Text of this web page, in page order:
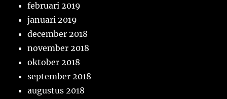
februari 2019
januari 2019
december 2018
november 2018
oktober 2018
september 2018
augustus 2018